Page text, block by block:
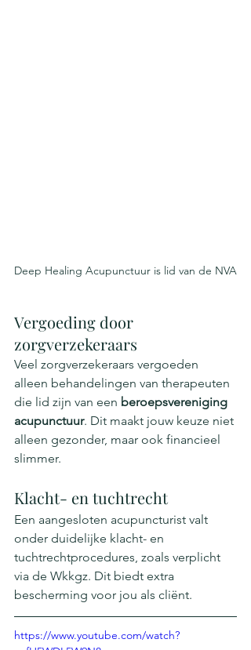
Deep Healing Acupunctuur is lid van de NVA
Vergoeding door
zorgverzekeraars
Veel zorgverzekeraars vergoeden
alleen behandelingen van therapeuten
die lid zijn van een beroepsvereniging
acupunctuur. Dit maakt jouw keuze niet
alleen gezonder, maar ook financieel
slimmer.
Klacht- en tuchtrecht
Een aangesloten acupuncturist valt
onder duidelijke klacht- en
tuchtrechtprocedures, zoals verplicht
via de Wkkgz. Dit biedt extra
bescherming voor jou als cliënt.
https://www.youtube.com/watch?